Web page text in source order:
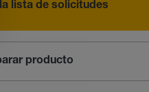
la lista de solicitudes
producto